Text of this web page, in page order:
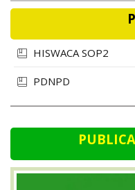
HISWACA SOP2
PDNPD